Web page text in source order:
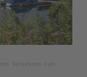
Sorpesees zum